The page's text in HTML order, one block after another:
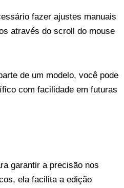
fazer ajustes manuais
através do scroll do mouse
de um modelo, você pode
com facilidade em futuras
garantir a precisão nos
ela facilita a edição